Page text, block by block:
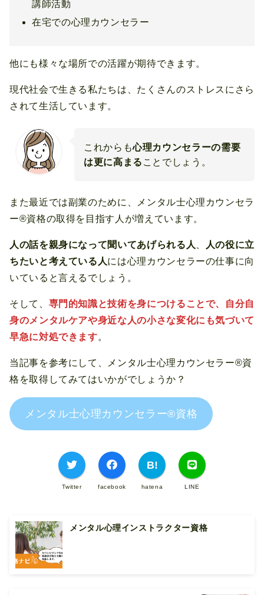
講師活動
在宅での心理カウンセラー
他にも様々な場所での活躍が期待できます。
現代社会で生きる私たちは、たくさんのストレスにさら
されて生活しています。
これからも心理カウンセラーの需要
は更に高まる ことでしょう。
また最近では副業のために、メンタル士心理カウンセラ
ー®資格の取得を目指す人が増えています。
人の話を親身になって聞いてあげられる人
人の役に立
ちたいと考えている人には心理カウンセラーの仕事に向
いていると言えるでしょう。
そして、 専門的知識と技術を身につけることで、自分自
身のメンタルケアや身近な人の小さな変化にも気づいて
早急に対処できます。
当記事を参考にして、メンタル士心理カウンセラー®資
格を取得してみてはいかがでしょうか？
メンタル士心理カウンセラー®資格
Twitter facebook hatena LINE
メンタル心理インストラクター資格